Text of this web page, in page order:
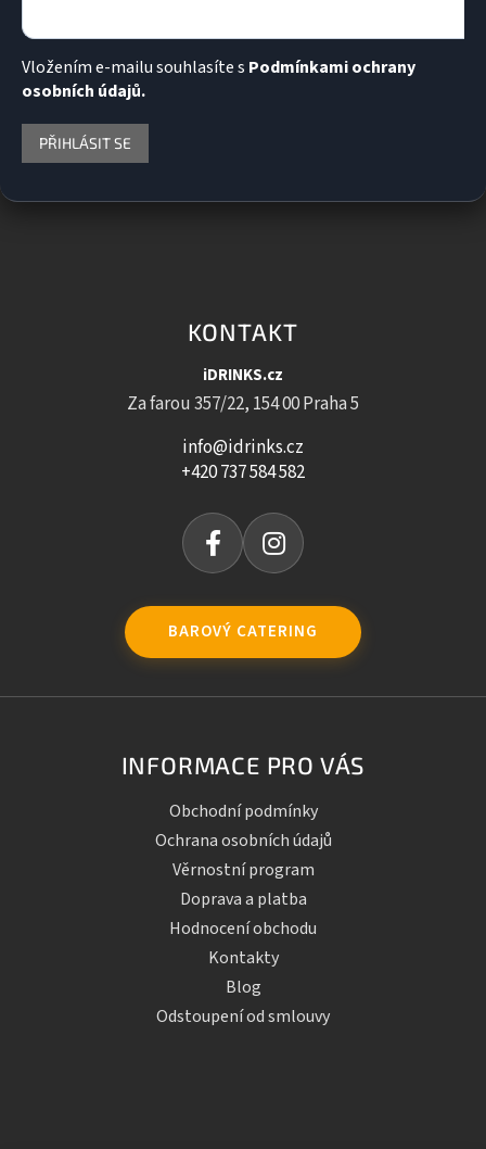
Vložením e-mailu souhlasíte s Podmínkami ochrany
osobních údajů.
PŘIHLÁSIT SE
KONTAKT
iDRINKS.cz
Za farou 357/22, 154 00 Praha 5
info@idrinks.cz
+420 737 584 582
BAROVÝ CATERING
INFORMACE PRO VÁS
Obchodní podmínky
Ochrana osobních údajů
Věrnostní program
Doprava a platba
Hodnocení obchodu
Kontakty
Blog
Odstoupení od smlouvy